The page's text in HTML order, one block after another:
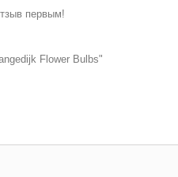
первым!
Flower Bulbs"